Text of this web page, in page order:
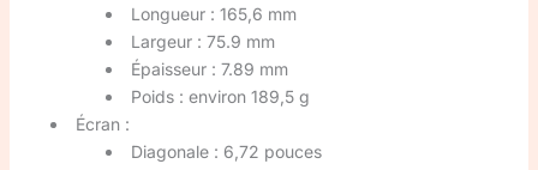
Longueur : 165,6 mm
Largeur : 75.9 mm
Épaisseur : 7.89 mm
Poids : environ 189,5 g
Écran :
Diagonale : 6,72 pouces